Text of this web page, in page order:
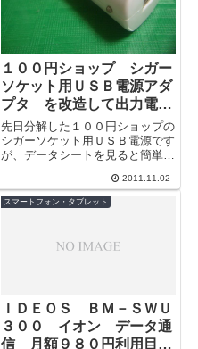
１００円ショップ シガー
ソケット用ＵＳＢ電源アダ
プタ を改造して出力電圧
を９Ｖに変更してみた
先日分解した１００円ショップの
シガーソケット用ＵＳＢ電源です
が、データシートを見ると簡単に
造してみました。2360D JRC
デー...
2011.11.02
スマートフォン・タブレット
ＩＤＥＯＳ ＢＭ－ＳＷＵ
３００ イオン データ通
信 月額９８０円利用目的